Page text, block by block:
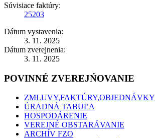
Súvisiace faktúry:
25203
Dátum vystavenia:
3. 11. 2025
Dátum zverejnenia:
3. 11. 2025
POVINNÉ ZVEREJŃOVANIE
ZMLUVY,FAKTÚRY,OBJEDNÁVKY
ÚRADNÁ TABUĽA
HOSPODÁRENIE
VEREJNÉ OBSTARÁVANIE
ARCHÍV FZO